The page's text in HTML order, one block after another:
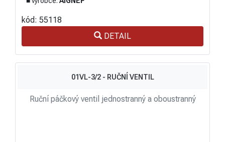
kód: 55118
DETAIL
01VL-3/2 - RUČNÍ VENTIL
Ruční páčkový ventil jednostranný a oboustranný